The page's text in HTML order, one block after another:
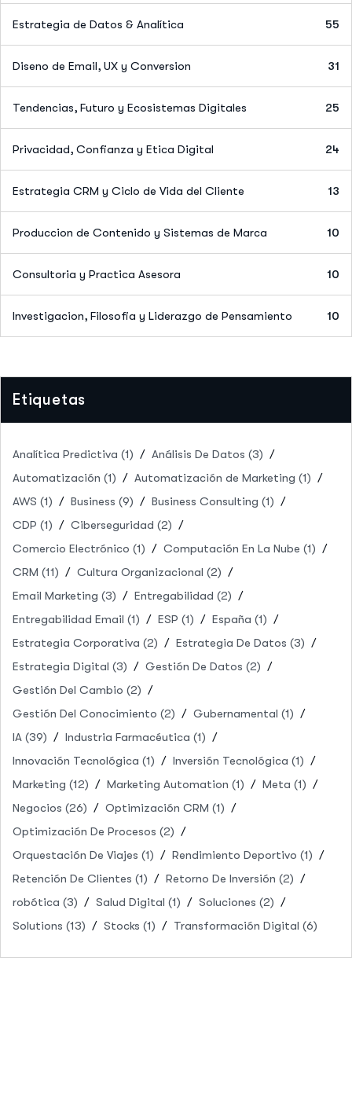
Estrategia de Datos & Analítica 55
Diseno de Email, UX y Conversion 31
Tendencias, Futuro y Ecosistemas Digitales 25
Privacidad, Confianza y Etica Digital 24
Estrategia CRM y Ciclo de Vida del Cliente 13
Produccion de Contenido y Sistemas de Marca 10
Consultoria y Practica Asesora 10
Investigacion, Filosofia y Liderazgo de Pensamiento 10
Etiquetas
Analítica Predictiva (1) Análisis De Datos (3)
Automatización (1) Automatización de Marketing (1)
AWS (1) Business (9) Business Consulting (1)
CDP (1) Ciberseguridad (2)
Comercio Electrónico (1) Computación En La Nube (1)
CRM (11) Cultura Organizacional (2)
Email Marketing (3) Entregabilidad (2)
Entregabilidad Email (1) ESP (1) España (1)
Estrategia Corporativa (2) Estrategia De Datos (3)
Estrategia Digital (3) Gestión De Datos (2)
Gestión Del Cambio (2)
Gestión Del Conocimiento (2) Gubernamental (1)
IA (39) Industria Farmacéutica (1)
Innovación Tecnológica (1) Inversión Tecnológica (1)
Marketing (12) Marketing Automation (1) Meta (1)
Negocios (26) Optimización CRM (1)
Optimización De Procesos (2)
Orquestación De Viajes (1) Rendimiento Deportivo (1)
Retención De Clientes (1) Retorno De Inversión (2)
robótica (3) Salud Digital (1) Soluciones (2)
Solutions (13) Stocks (1) Transformación Digital (6)